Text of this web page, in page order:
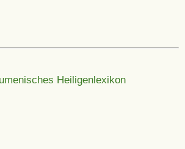
Heiligenlexikon